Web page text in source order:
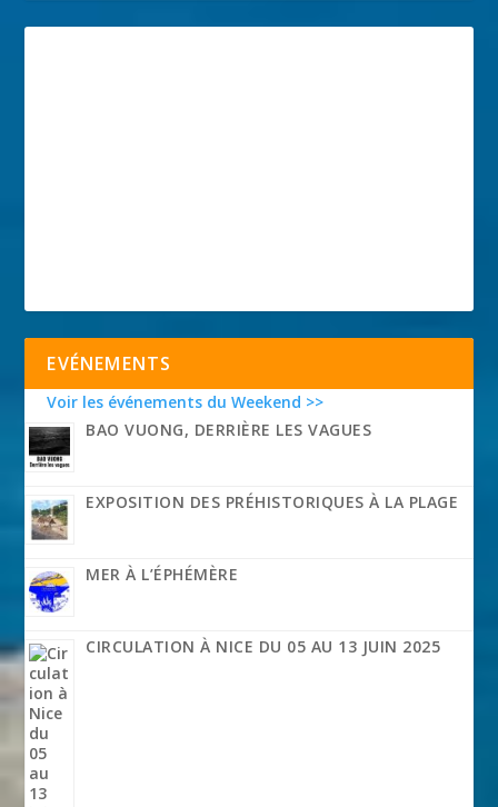
EVÉNEMENTS
Voir les événements du Weekend >>
BAO VUONG, DERRIÈRE LES VAGUES
EXPOSITION DES PRÉHISTORIQUES À LA PLAGE
MER À L’ÉPHÉMÈRE
CIRCULATION À NICE DU 05 AU 13 JUIN 2025